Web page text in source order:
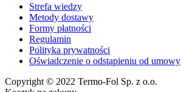
Strefa wiedzy
Metody dostawy
Formy płatności
Regulamin
Polityka prywatności
Oświadczenie o odstąpieniu od umowy
Copyright © 2022 Termo-Fol Sp. z o.o.